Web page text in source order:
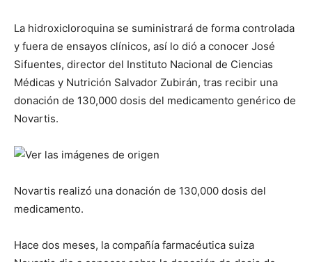
La hidroxicloroquina se suministrará de forma controlada
y fuera de ensayos clínicos, así lo dió a conocer José
Sifuentes, director del Instituto Nacional de Ciencias
Médicas y Nutrición Salvador Zubirán, tras recibir una
donación de 130,000 dosis del medicamento genérico de
Novartis.
Novartis realizó una donación de 130,000 dosis del
medicamento.
Hace dos meses, la compañía farmacéutica suiza